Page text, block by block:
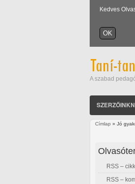
Kedves
A szabad
Címlap » Jó
RSS –
RSS –